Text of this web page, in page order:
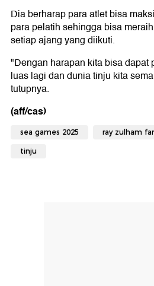
Dia berharap para atlet bisa
para pelatih sehingga bisa
setiap ajang yang diikuti.
"Dengan harapan kita bisa dapat
luas lagi dan dunia tinju kita
tutupnya.
(aff/cas)
sea games 2025 ray zulham
tinju